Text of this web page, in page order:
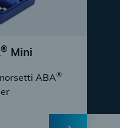
® Mini
ABA®